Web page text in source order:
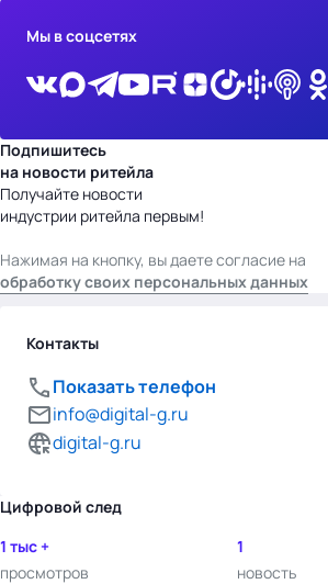
Мы в соцсетях
Подпишитесь
на новости ритейла
Получайте новости
индустрии ритейла первым!
Нажимая на кнопку, вы даете согласие на
обработку своих персональных данных
Контакты
Показать телефон
info@digital-g.ru
digital-g.ru
Цифровой след
1 тыс +
просмотров
1
новость